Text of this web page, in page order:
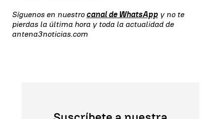
Síguenos en nuestro canal de WhatsApp y no te
pierdas la última hora y toda la actualidad de
antena3noticias.com